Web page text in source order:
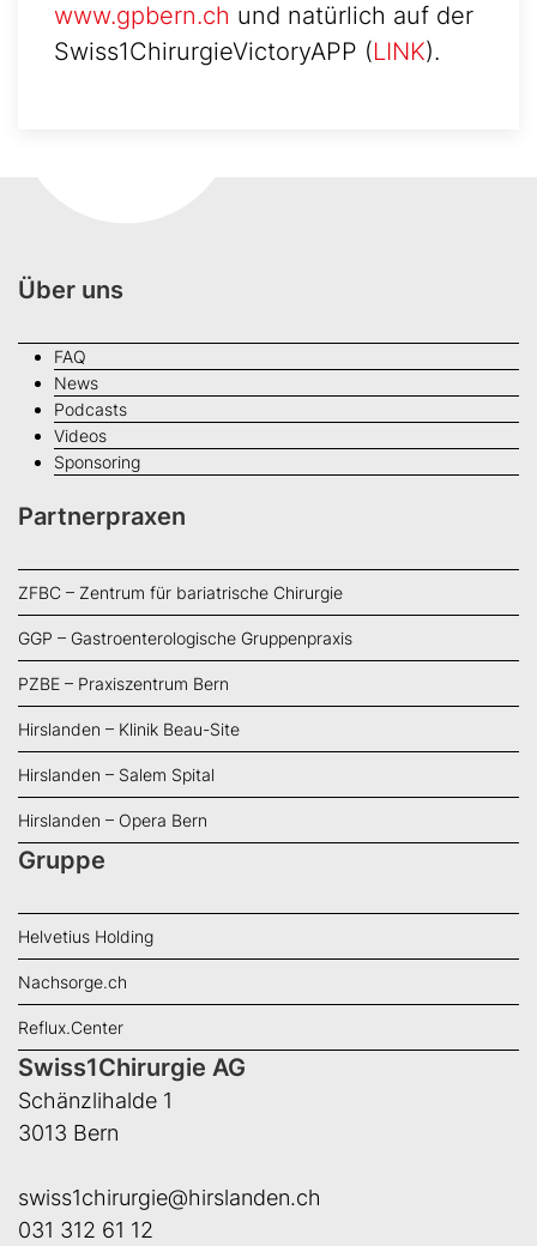
www.gpbern.ch und natürlich auf der
Swiss1ChirurgieVictoryAPP (LINK).
Über uns
FAQ
News
Podcasts
Videos
Sponsoring
Partnerpraxen
ZFBC – Zentrum für bariatrische Chirurgie
GGP – Gastroenterologische Gruppenpraxis
PZBE – Praxiszentrum Bern
Hirslanden – Klinik Beau-Site
Hirslanden – Salem Spital
Hirslanden – Opera Bern
Gruppe
Helvetius Holding
Nachsorge.ch
Reflux.Center
Swiss1Chirurgie AG
Schänzlihalde 1
3013 Bern
swiss1chirurgie@hirslanden.ch
031 312 61 12